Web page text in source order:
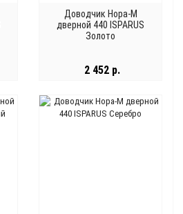
Доводчик Нора-М
дверной 440 ISPARUS
Золото
2 452 р.